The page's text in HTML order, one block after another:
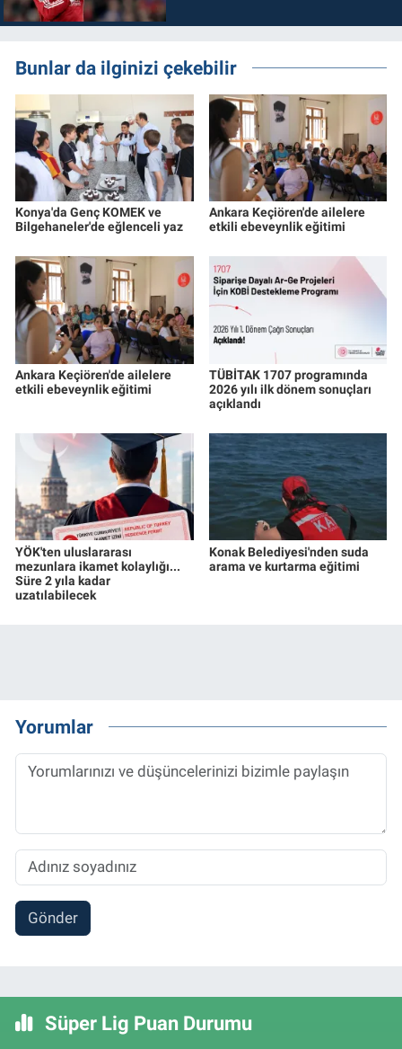
Bunlar da ilginizi çekebilir
Konya'da Genç KOMEK ve
Bilgehaneler'de eğlenceli yaz
Ankara Keçiören'de ailelere
etkili ebeveynlik eğitimi
Ankara Keçiören'de ailelere
etkili ebeveynlik eğitimi
TÜBİTAK 1707 programında
2026 yılı ilk dönem sonuçları
açıklandı
YÖK'ten uluslararası
mezunlara ikamet kolaylığı...
Süre 2 yıla kadar
uzatılabilecek
Konak Belediyesi'nden suda
arama ve kurtarma eğitimi
Yorumlar
Gönder
Süper Lig Puan Durumu